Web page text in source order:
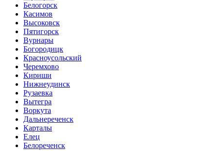
Белогорск
Касимов
Высоковск
Пятигорск
Вурнары
Богородицк
Красноусольский
Черемхово
Кириши
Нижнеудинск
Рузаевка
Вытегра
Воркута
Дальнереченск
Карталы
Елец
Белореченск